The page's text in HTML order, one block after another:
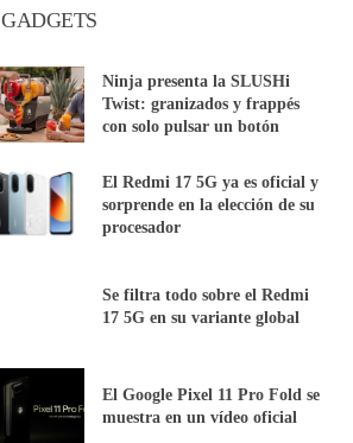
GADGETS
Ninja presenta la SLUSHi
Twist: granizados y frappés
con solo pulsar un botón
El Redmi 17 5G ya es oficial y
sorprende en la elección de su
procesador
Se filtra todo sobre el Redmi
17 5G en su variante global
El Google Pixel 11 Pro Fold se
muestra en un vídeo oficial